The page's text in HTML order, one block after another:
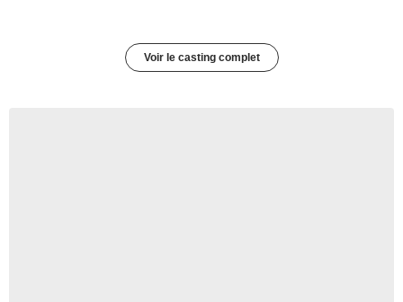
Voir le casting complet